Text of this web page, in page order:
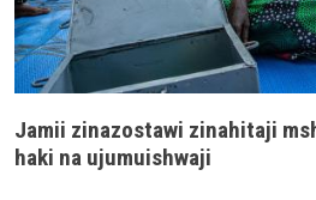
Jamii zinazostawi zinahitaji
haki na ujumuishwaji